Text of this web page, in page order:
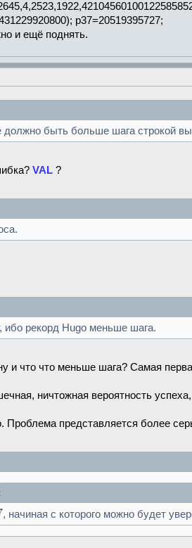
p37=20519395727;
и ещё поднять.
должно быть больше шага строкой
VAL ?
ибо рекорд Hugo меньше шага.
и что что меньше шага? Самая
ничтожная вероятность
представляется более
, начиная с которого можно будет